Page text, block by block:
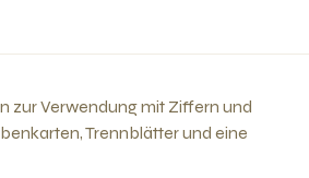
zur Verwendung mit Ziffern und
Trennblätter und eine